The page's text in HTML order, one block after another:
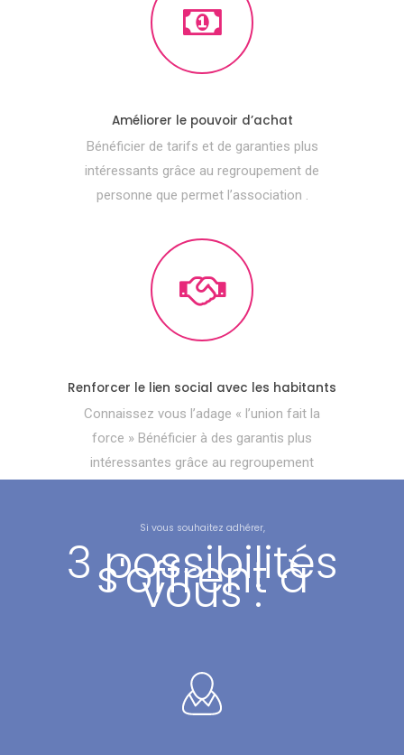
Améliorer le pouvoir d’achat
Bénéficier de tarifs et de garanties plus
intéressants grâce au regroupement de
personne que permet l’association .
Renforcer le lien social avec les habitants
Connaissez vous l’adage « l’union fait la
force » Bénéficier à des garantis plus
intéressantes grâce au regroupement
Si vous souhaitez adhérer,
3 possibilités
s'offrent à
vous :